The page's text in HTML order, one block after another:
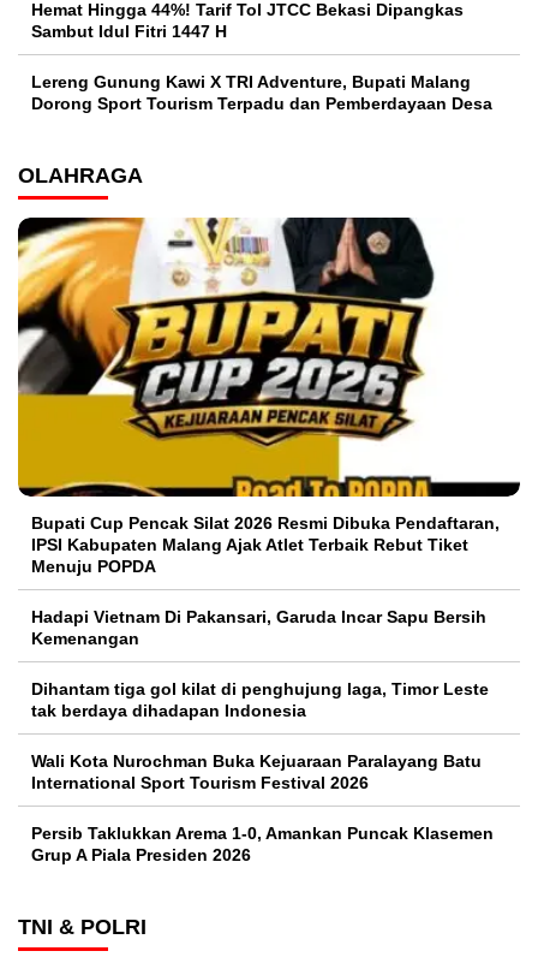
Hemat Hingga 44%! Tarif Tol JTCC Bekasi Dipangkas
Sambut Idul Fitri 1447 H
Lereng Gunung Kawi X TRI Adventure, Bupati Malang
Dorong Sport Tourism Terpadu dan Pemberdayaan Desa
OLAHRAGA
Bupati Cup Pencak Silat 2026 Resmi Dibuka Pendaftaran,
IPSI Kabupaten Malang Ajak Atlet Terbaik Rebut Tiket
Menuju POPDA
Hadapi Vietnam Di Pakansari, Garuda Incar Sapu Bersih
Kemenangan
Dihantam tiga gol kilat di penghujung laga, Timor Leste
tak berdaya dihadapan Indonesia
Wali Kota Nurochman Buka Kejuaraan Paralayang Batu
International Sport Tourism Festival 2026
Persib Taklukkan Arema 1-0, Amankan Puncak Klasemen
Grup A Piala Presiden 2026
TNI & POLRI